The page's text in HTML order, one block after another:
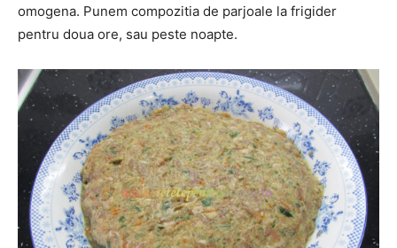
omogena. Punem compozitia de parjoale la frigider
pentru doua ore, sau peste noapte.